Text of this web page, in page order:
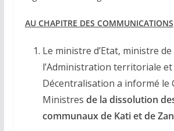
AU CHAPITRE DES COMMUNICATIONS
Le ministre d’Etat, ministre de
l’Administration territoriale et
Décentralisation a informé le
Ministres de la dissolution
communaux de Kati et de Zan